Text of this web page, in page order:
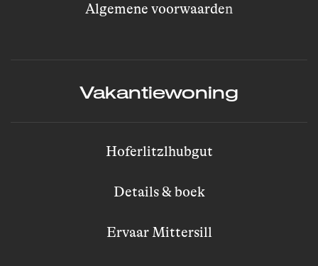
Algemene voorwaarden
Vakantiewoning
Hoferlitzlhubgut
Details & boek
Ervaar Mittersill